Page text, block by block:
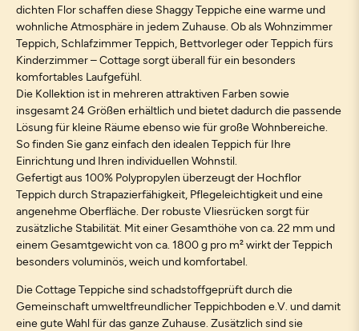
dichten Flor schaffen diese Shaggy Teppiche eine warme und
wohnliche Atmosphäre in jedem Zuhause. Ob als Wohnzimmer
Teppich, Schlafzimmer Teppich, Bettvorleger oder Teppich fürs
Kinderzimmer – Cottage sorgt überall für ein besonders
komfortables Laufgefühl.
Die Kollektion ist in mehreren attraktiven Farben sowie
insgesamt 24 Größen erhältlich und bietet dadurch die passende
Lösung für kleine Räume ebenso wie für große Wohnbereiche.
So finden Sie ganz einfach den idealen Teppich für Ihre
Einrichtung und Ihren individuellen Wohnstil.
Gefertigt aus 100% Polypropylen überzeugt der Hochflor
Teppich durch Strapazierfähigkeit, Pflegeleichtigkeit und eine
angenehme Oberfläche. Der robuste Vliesrücken sorgt für
zusätzliche Stabilität. Mit einer Gesamthöhe von ca. 22 mm und
einem Gesamtgewicht von ca. 1800 g pro m² wirkt der Teppich
besonders voluminös, weich und komfortabel.
Die Cottage Teppiche sind schadstoffgeprüft durch die
Gemeinschaft umweltfreundlicher Teppichboden e.V. und damit
eine gute Wahl für das ganze Zuhause. Zusätzlich sind sie